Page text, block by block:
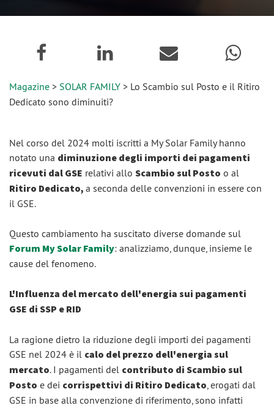
Magazine > SOLAR FAMILY > Lo Scambio sul Posto e il Ritiro
Dedicato sono diminuiti?
Nel corso del 2024 molti iscritti a My Solar Family hanno
notato una diminuzione degli importi dei pagamenti
ricevuti dal GSE relativi allo Scambio sul Posto o al
Ritiro Dedicato, a seconda delle convenzioni in essere con
il GSE.
Questo cambiamento ha suscitato diverse domande sul
Forum My Solar Family: analizziamo, dunque, insieme le
cause del fenomeno.
L'Influenza del mercato dell'energia sui pagamenti
GSE di SSP e RID
La ragione dietro la riduzione degli importi dei pagamenti
GSE nel 2024 è il calo del prezzo dell'energia sul
mercato. I pagamenti del contributo di Scambio sul
Posto e dei corrispettivi di Ritiro Dedicato, erogati dal
GSE in base alla convenzione di riferimento, sono infatti